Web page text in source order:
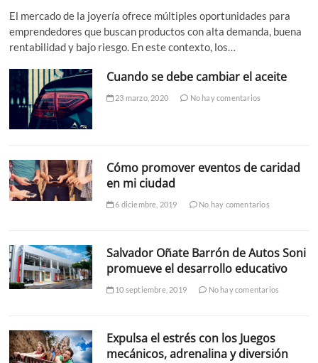
El mercado de la joyería ofrece múltiples oportunidades para
emprendedores que buscan productos con alta demanda, buena
rentabilidad y bajo riesgo. En este contexto, los…
Cuando se debe cambiar el aceite
23 marzo, 2020 No hay comentarios
Cómo promover eventos de caridad
en mi ciudad
6 diciembre, 2019 No hay comentarios
Salvador Oñate Barrón de Autos Soni
promueve el desarrollo educativo
10 septiembre, 2019 No hay comentarios
Expulsa el estrés con los Juegos
mecánicos, adrenalina y diversión